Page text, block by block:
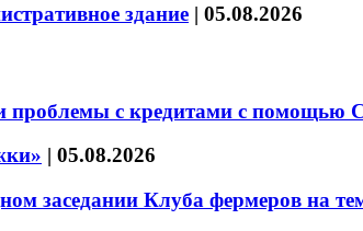
здание | 05.08.2026
с кредитами с помощью
| 05.08.2026
заседании Клуба фермеров на